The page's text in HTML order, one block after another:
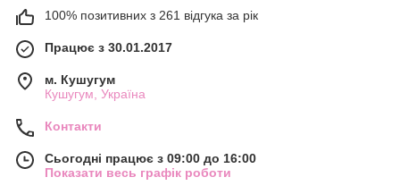
100% позитивних з 261 відгука за рік
Працює з 30.01.2017
м. Кушугум
Кушугум, Україна
Контакти
Сьогодні працює з 09:00 до 16:00
Показати весь графік роботи